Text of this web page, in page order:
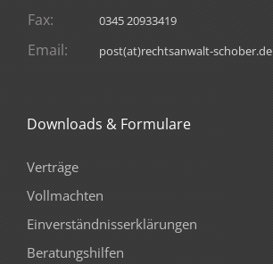
Fax: 0345 20933419
Email: post(at)rechtsanwalt-schober.de
Downloads & Formulare
Verträge
Vollmachten
Einverständnisserklärungen
Beratungshilfen